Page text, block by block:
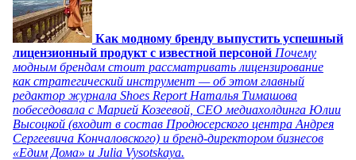
Как модному бренду выпустить успешный
лицензионный продукт с известной персоной Почему
модным брендам стоит рассматривать лицензирование
как стратегический инструмент — об этом главный
редактор журнала Shoes Report Наталья Тимашова
побеседовала с Марией Козеевой, СЕО медиахолдинга Юлии
Высоцкой (входит в состав Продюсерского центра Андрея
Сергеевича Кончаловского) и бренд-директором бизнесов
«Едим Дома» и Julia Vysotskaya.